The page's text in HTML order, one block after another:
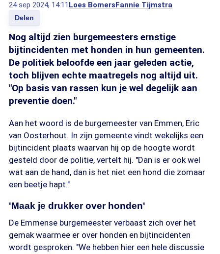
24 sep 2024, 14:11 Loes BomersFannie Tijmstra
Delen
Nog altijd zien burgemeesters ernstige
bijtincidenten met honden in hun gemeenten.
De politiek beloofde een jaar geleden actie,
toch blijven echte maatregels nog altijd uit.
"Op basis van rassen kun je wel degelijk aan
preventie doen."
Aan het woord is de burgemeester van Emmen, Eric
van Oosterhout. In zijn gemeente vindt wekelijks een
bijtincident plaats waarvan hij op de hoogte wordt
gesteld door de politie, vertelt hij. "Dan is er ook wel
wat aan de hand, dan is het niet een hond die zomaar
een beetje hapt."
'Maak je drukker over honden'
De Emmense burgemeester verbaast zich over het
gemak waarmee er over honden en bijtincidenten
wordt gesproken. "We hebben hier een hele discussie